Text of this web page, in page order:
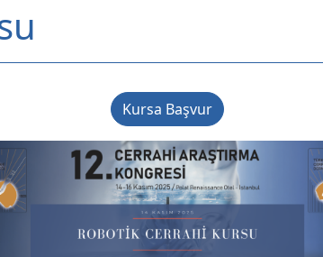
Kursa Başvur